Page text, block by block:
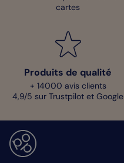
cartes
Produits de qualité
+ 14000 avis clients
4,9/5 sur Trustpilot et Google